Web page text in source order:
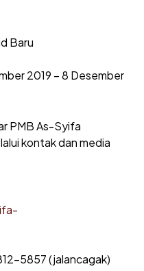
Baru
2019 – 8 Desember
PMB As-Syifa
kontak dan media
5857 (jalancagak)